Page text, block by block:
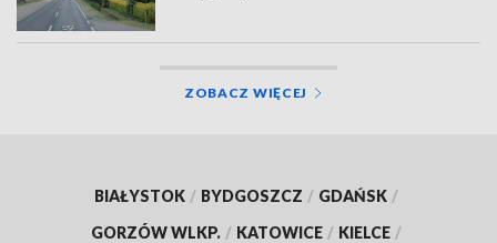
ZOBACZ WIĘCEJ
BIAŁYSTOK / BYDGOSZCZ / GDAŃSK /
GORZÓW WLKP. / KATOWICE / KIELCE /